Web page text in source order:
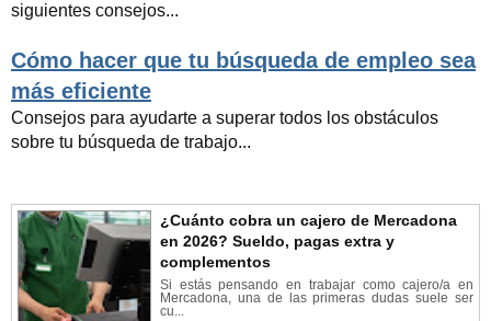
siguientes consejos...
Cómo hacer que tu búsqueda de empleo sea
más eficiente
Consejos para ayudarte a superar todos los obstáculos
sobre tu búsqueda de trabajo...
¿Cuánto cobra un cajero de Mercadona
en 2026? Sueldo, pagas extra y
complementos
Si estás pensando en trabajar como cajero/a en
Mercadona, una de las primeras dudas suele ser
cu...